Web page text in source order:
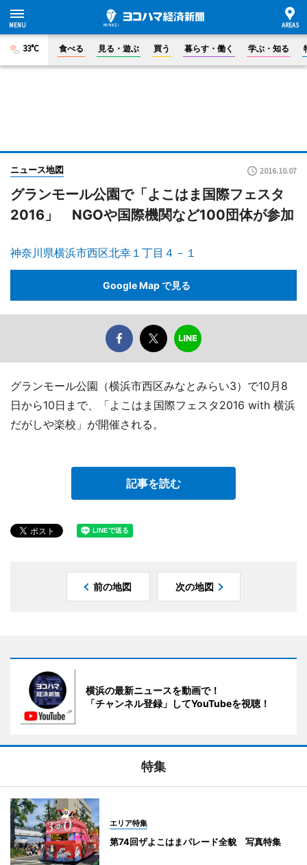
33°C 食べる 見る・遊ぶ 買う 暮らす・働く 学ぶ・知る
ニュース地図 2016.10.07
グランモール公園で「よこはま国際フェスタ
2016」 NGOや国際機関など100団体が参加
神奈川県横浜市西区北幸１丁目４－１
Google Map で見る
グランモール公園（横浜市西区みなとみらい3）で10月8
日から10日まで、「よこはま国際フェスタ2016 with 横浜
だがしや楽校」が開催される。
記事を読む
前の地図 次の地図
横浜の最新ニュースを動画で！
「チャンネル登録」してYouTubeを視聴！
特集
エリア特集
第74回ザよこはまパレード全貌 写真特集